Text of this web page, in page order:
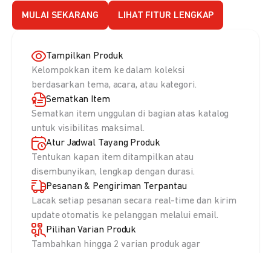
MULAI SEKARANG LIHAT FITUR LENGKAP
Tampilkan Produk
Kelompokkan item ke dalam koleksi
berdasarkan tema, acara, atau kategori.
Sematkan Item
Sematkan item unggulan di bagian atas katalog
untuk visibilitas maksimal.
Atur Jadwal Tayang Produk
Tentukan kapan item ditampilkan atau
disembunyikan, lengkap dengan durasi.
Pesanan & Pengiriman Terpantau
Lacak setiap pesanan secara real-time dan kirim
update otomatis ke pelanggan melalui email.
Pilihan Varian Produk
Tambahkan hingga 2 varian produk agar